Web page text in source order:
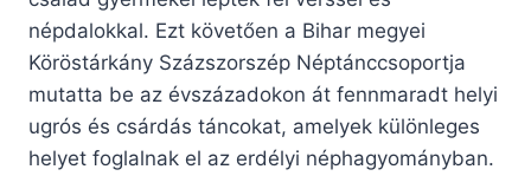
népdalokkal. Ezt követően a Bihar megyei
Köröstárkány Százszorszép Néptánccsoportja
mutatta be az évszázadokon át fennmaradt helyi
ugrós és csárdás táncokat, amelyek különleges
helyet foglalnak el az erdélyi néphagyományban.